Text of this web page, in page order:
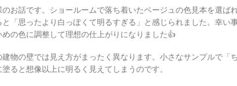
お話です。ショールームで落ち着いたベージュの色見本を選ば
「思ったより白っぽくて明るすぎる」と感じられました。幸い
の色に調整して理想の仕上がりになりました👍
物の壁では見え方がまったく異なります。小さなサンプルで「
ると想像以上に明るく見えてしまうのです。